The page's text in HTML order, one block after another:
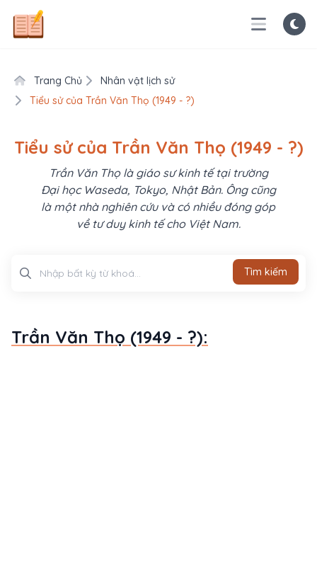
Trang Chủ
Nhân vật lịch sử
Tiểu sử của Trần Văn Thọ (1949 - ?)
Tiểu sử của Trần Văn Thọ (1949 - ?)
Trần Văn Thọ là giáo sư kinh tế tại trường
Đại học Waseda, Tokyo, Nhật Bản. Ông cũng
là một nhà nghiên cứu và có nhiều đóng góp
về tư duy kinh tế cho Việt Nam.
Tìm kiếm
Trần Văn Thọ (1949 - ?):